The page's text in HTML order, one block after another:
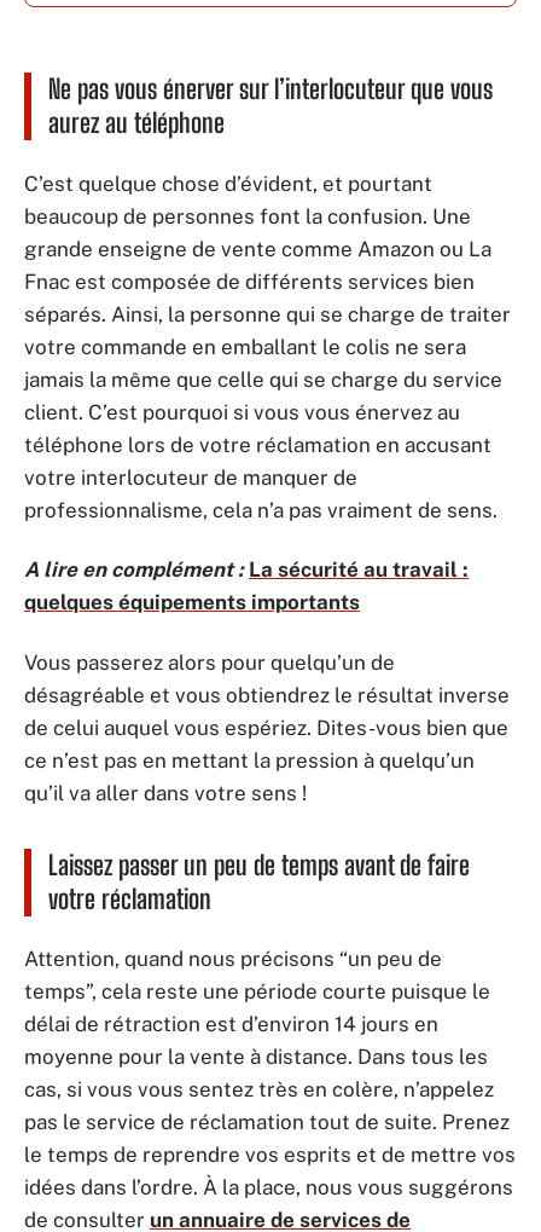
Ne pas vous énerver sur l’interlocuteur que vous
aurez au téléphone
C’est quelque chose d’évident, et pourtant
beaucoup de personnes font la confusion. Une
grande enseigne de vente comme Amazon ou La
Fnac est composée de différents services bien
séparés. Ainsi, la personne qui se charge de traiter
votre commande en emballant le colis ne sera
jamais la même que celle qui se charge du service
client. C’est pourquoi si vous vous énervez au
téléphone lors de votre réclamation en accusant
votre interlocuteur de manquer de
professionnalisme, cela n’a pas vraiment de sens.
A lire en complément : La sécurité au travail :
quelques équipements importants
Vous passerez alors pour quelqu’un de
désagréable et vous obtiendrez le résultat inverse
de celui auquel vous espériez. Dites-vous bien que
ce n’est pas en mettant la pression à quelqu’un
qu’il va aller dans votre sens !
Laissez passer un peu de temps avant de faire
votre réclamation
Attention, quand nous précisons “un peu de
temps”, cela reste une période courte puisque le
délai de rétraction est d’environ 14 jours en
moyenne pour la vente à distance. Dans tous les
cas, si vous vous sentez très en colère, n’appelez
pas le service de réclamation tout de suite. Prenez
le temps de reprendre vos esprits et de mettre vos
idées dans l’ordre. À la place, nous vous suggérons
de consulter un annuaire de services de